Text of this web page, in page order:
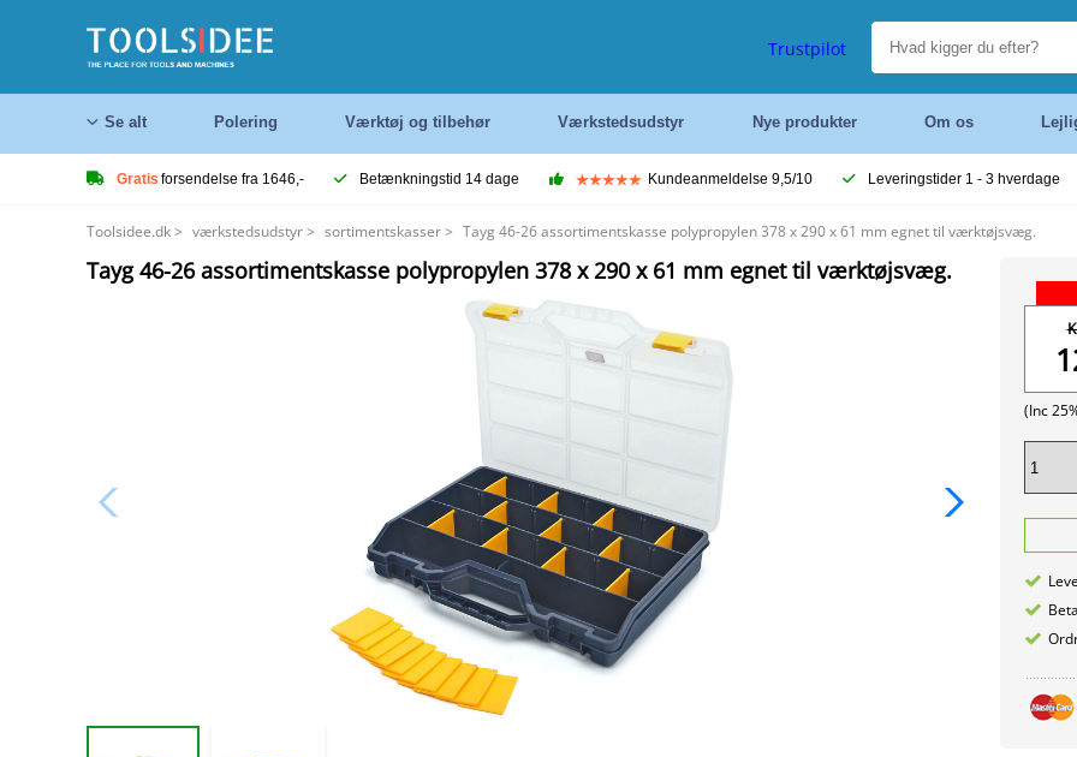
Trustpilot
Se alt Polering Værktøj og tilbehør Værkstedsudstyr Nye produkter Om os
Gratis forsendelse fra 1646,- Betænkningstid 14 dage Kundeanmeldelse 9,5/10 Leveringstider 1 - 3 hverdage
Toolsidee.dk> værkstedsudstyr> sortimentskasser> Tayg 46-26 assortimentskasse polypropylen 378 x 290 x 61 mm egnet til værktøjsvæg.
Tayg 46-26 assortimentskasse polypropylen 378 x 290 x 61 mm egnet til værktøjsvæg.
(Inc